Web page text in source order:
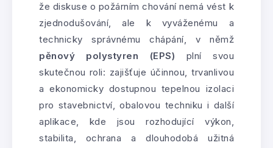
že diskuse o požárním chování nemá vést k
zjednodušování, ale k vyváženému a
technicky správnému chápání, v němž
pěnový polystyren (EPS) plní svou
skutečnou roli: zajišťuje účinnou, trvanlivou
a ekonomicky dostupnou tepelnou izolaci
pro stavebnictví, obalovou techniku i další
aplikace, kde jsou rozhodující výkon,
stabilita, ochrana a dlouhodobá užitná